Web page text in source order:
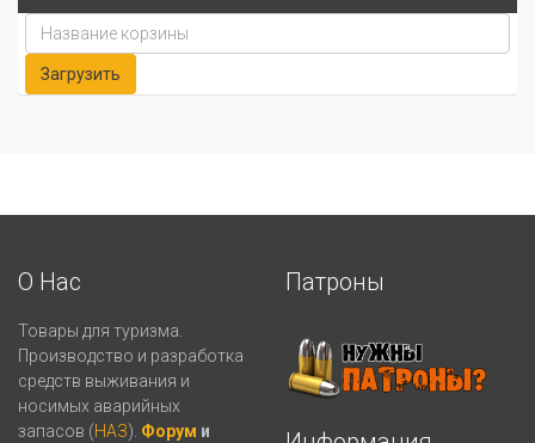
О Нас
Товары для туризма.
Производство и разработка
средств выживания и
носимых аварийных
запасов (НАЗ). Форум и
Патроны